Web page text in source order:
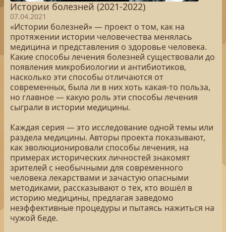
Истории болезней (2021-2022)
07.04.2021
«Истории болезней» — проект о том, как на
протяжении истории человечества менялась
медицина и представления о здоровье человека.
Какие способы лечения болезней существовали до
появления микробиологии и антибиотиков,
насколько эти способы отличаются от
современных, была ли в них хоть какая-то польза,
но главное — какую роль эти способы лечения
сыграли в истории медицины.
Каждая серия — это исследование одной темы или
раздела медицины. Авторы проекта показывают,
как эволюционировали способы лечения, на
примерах исторических личностей знакомят
зрителей с необычными для современного
человека лекарствами и зачастую опасными
методиками, рассказывают о тех, кто вошёл в
историю медицины, предлагая заведомо
неэффективные процедуры и пытаясь нажиться на
чужой беде.